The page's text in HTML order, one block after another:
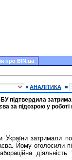
про BIN.ua
АНАЛІТИКА
підтвердила
за підозрою у
України затримали
Йому оголосили